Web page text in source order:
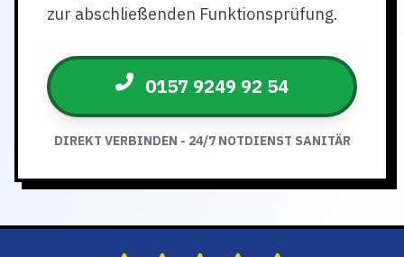
zur abschließenden Funktionsprüfung.
0157 9249 92 54
DIREKT VERBINDEN - 24/7 NOTDIENST SANITÄR